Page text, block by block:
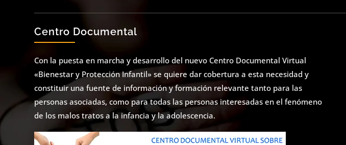
Centro Documental
Con la puesta en marcha y desarrollo del nuevo Centro Documental Virtual
«Bienestar y Protección Infantil» se quiere dar cobertura a esta necesidad y
constituir una fuente de información y formación relevante tanto para las
personas asociadas, como para todas las personas interesadas en el fenómeno
de los malos tratos a la infancia y la adolescencia.